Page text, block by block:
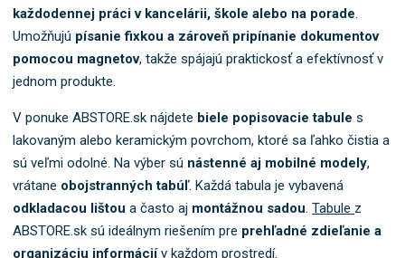
o
k
e
b
o
k
a
každodennej práci v kancelárii, škole alebo na porade
Umožňujú písanie fixkou a zároveň pripínanie dokumentov
pomocou magnetov, takže spájajú praktickosť a efektívnosť v
jednom produkte.
V ponuke ABSTORE.sk nájdete biele popisovacie tabule s
lakovaným alebo keramickým povrchom, ktoré sa ľahko čistia a
sú veľmi odolné. Na výber sú nástenné aj mobilné modely,
vrátane obojstranných tabúľ. Každá tabula je vybavená
odkladacou lištou a často aj montážnou sadou .Tabule z
ABSTORE.sk sú ideálnym riešením pre prehľadné zdieľanie a
organizáciu informáciív každom prostredí.